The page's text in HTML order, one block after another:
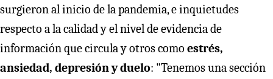
surgieron al inicio de la pandemia, e inquietudes
respecto a la calidad y el nivel de evidencia de
información que circula y otros como estrés,
ansiedad, depresión y duelo: "Tenemos una sección